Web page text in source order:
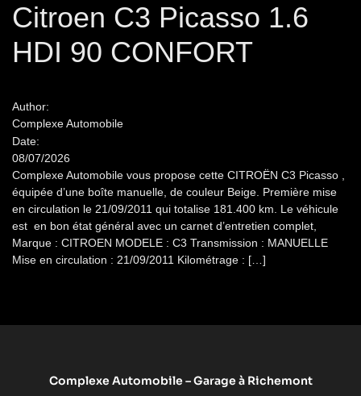
Citroen C3 Picasso 1.6
HDI 90 CONFORT
Author:
Complexe Automobile
Date:
08/07/2026
Complexe Automobile vous propose cette CITROËN C3 Picasso ,
équipée d’une boîte manuelle, de couleur Beige. Première mise
en circulation le 21/09/2011 qui totalise 181.400 km. Le véhicule
est en bon état général avec un carnet d’entretien complet,
Marque : CITROEN MODELE : C3 Transmission : MANUELLE
Mise en circulation : 21/09/2011 Kilométrage : […]
Complexe Automobile – Garage à Richemont